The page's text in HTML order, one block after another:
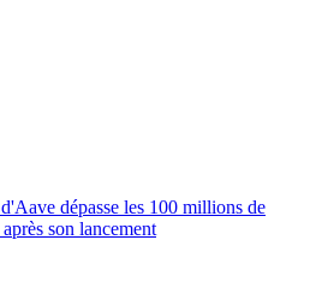
d'Aave dépasse les 100 millions de
après son lancement